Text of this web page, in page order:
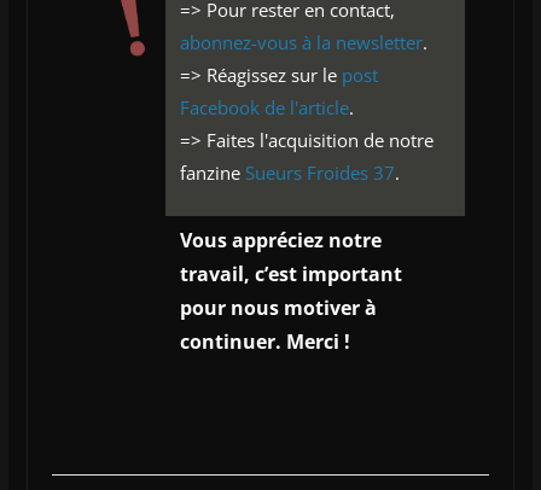
=> Pour rester en contact,
abonnez-vous à la newsletter.
=> Réagissez sur le post
Facebook de l'article.
=> Faites l'acquisition de notre
fanzine Sueurs Froides 37.
Vous appréciez notre
travail, c’est important
pour nous motiver à
continuer. Merci !